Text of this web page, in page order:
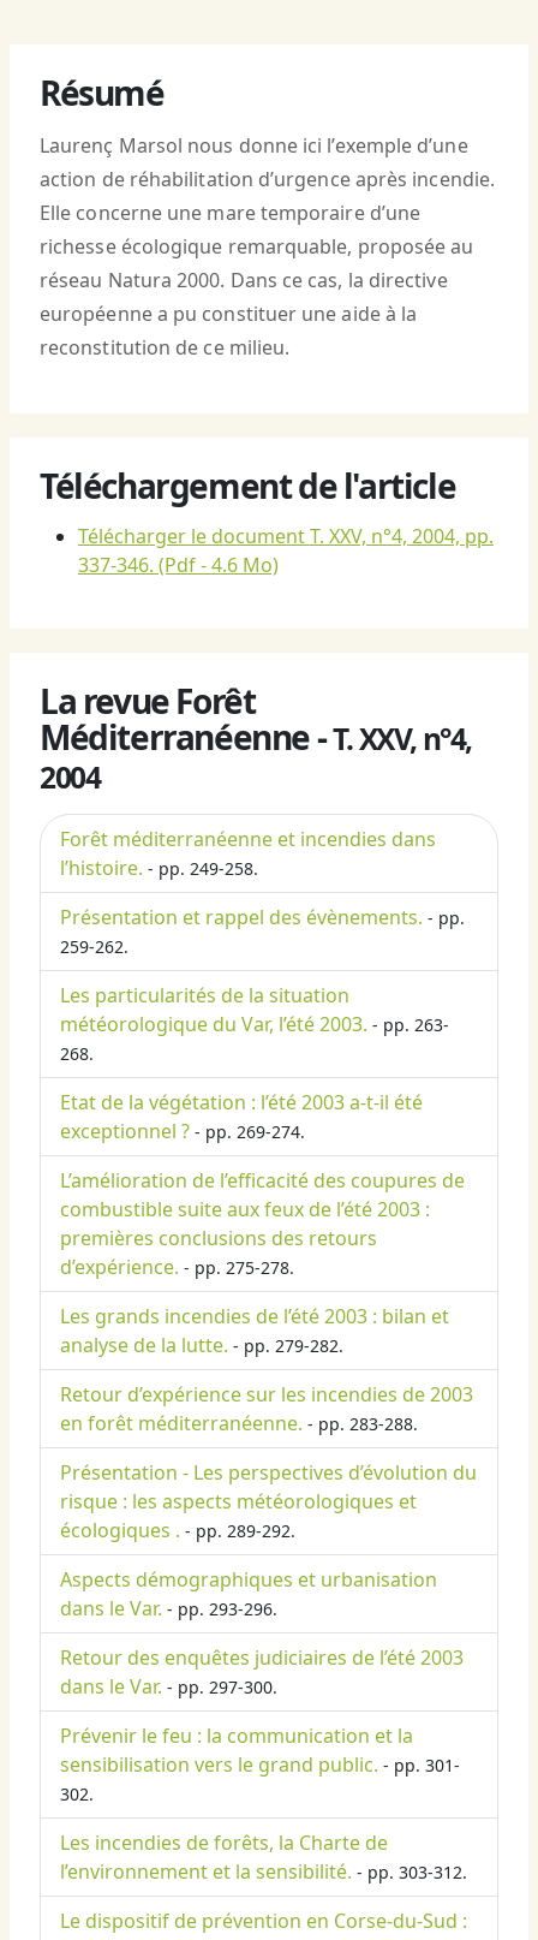
Résumé
Laurenç Marsol nous donne ici l’exemple d’une
action de réhabilitation d’urgence après incendie.
Elle concerne une mare temporaire d’une
richesse écologique remarquable, proposée au
réseau Natura 2000. Dans ce cas, la directive
européenne a pu constituer une aide à la
reconstitution de ce milieu.
Téléchargement de l'article
Télécharger le document T. XXV, n°4, 2004, pp.
337-346. (Pdf - 4.6 Mo)
La revue Forêt
Méditerranéenne -T. XXV, n°4,
2004
Forêt méditerranéenne et incendies dans
l’histoire. - pp. 249-258.
Présentation et rappel des évènements. - pp.
259-262.
Les particularités de la situation
météorologique du Var, l’été 2003. - pp. 263-
268.
Etat de la végétation : l’été 2003 a-t-il été
exceptionnel ? - pp. 269-274.
L’amélioration de l’efficacité des coupures de
combustible suite aux feux de l’été 2003 :
premières conclusions des retours
d’expérience. - pp. 275-278.
Les grands incendies de l’été 2003 : bilan et
analyse de la lutte. - pp. 279-282.
Retour d’expérience sur les incendies de 2003
en forêt méditerranéenne. - pp. 283-288.
Présentation - Les perspectives d’évolution du
risque : les aspects météorologiques et
écologiques . - pp. 289-292.
Aspects démographiques et urbanisation
dans le Var. - pp. 293-296.
Retour des enquêtes judiciaires de l’été 2003
dans le Var. - pp. 297-300.
Prévenir le feu : la communication et la
sensibilisation vers le grand public. - pp. 301-
302.
Les incendies de forêts, la Charte de
l’environnement et la sensibilité. - pp. 303-312.
Le dispositif de prévention en Corse-du-Sud :